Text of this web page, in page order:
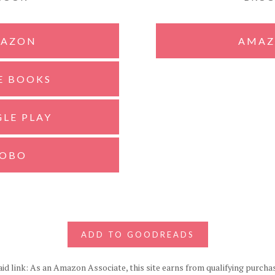
BOOKS
PLAY
ADD TO GOODREADS
link: As an Amazon Associate, this site earns from qualifying